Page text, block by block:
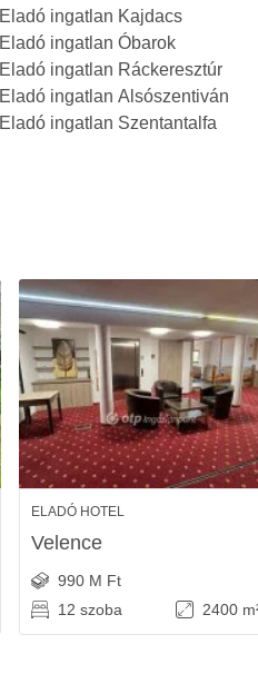
Eladó ingatlan Kajdacs
Eladó ingatlan Óbarok
Eladó ingatlan Ráckeresztúr
Eladó ingatlan Alsószentiván
Eladó ingatlan Szentantalfa
ELADÓ HOTEL
Velence
990 M Ft
12 szoba
2400